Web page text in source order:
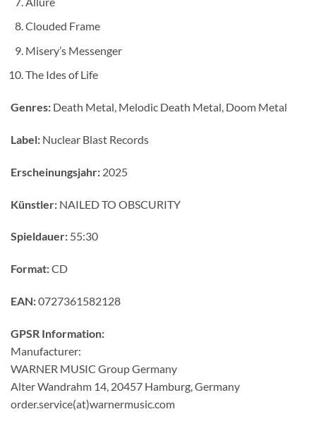
Clouded Frame
Misery’s Messenger
The Ides of Life
Genres: Death Metal, Melodic Death Metal, Doom Metal
Label: Nuclear Blast Records
Erscheinungsjahr: 2025
Künstler: NAILED TO OBSCURITY
Spieldauer: 55:30
Format:CD
EAN:0727361582128
GPSR Information:
Manufacturer:
WARNER MUSIC Group Germany
Alter Wandrahm 14, 20457 Hamburg, Germany
order.service(at)warnermusic.com